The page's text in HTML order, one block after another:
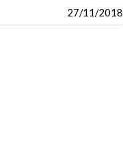
27/11/2018